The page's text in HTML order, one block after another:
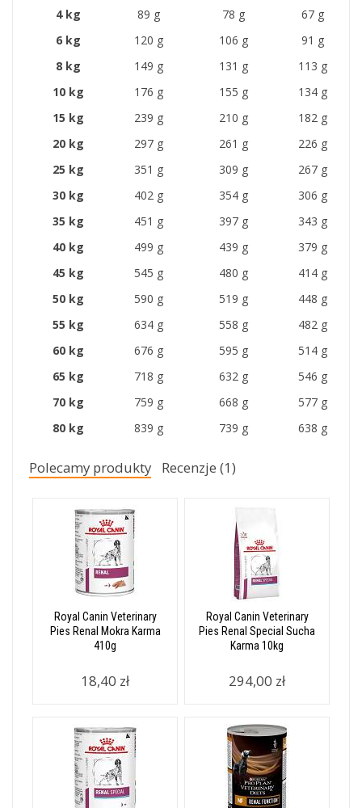
4 kg
89 g 78 g
67 g
6 kg
120 g 106 g
91 g
8 kg
149 g 131 g
113 g
10 kg
176 g 155 g
134 g
15 kg
239 g 210 g
182 g
20 kg
297 g 261 g
226 g
25 kg
351 g 309 g
267 g
30 kg
402 g 354 g
306 g
35 kg
451 g 397 g
343 g
40 kg
499 g 439 g
379 g
45 kg
545 g 480 g
414 g
50 kg
590 g 519 g
448 g
55 kg
634 g 558 g
482 g
60 kg
676 g 595 g
514 g
65 kg
718 g 632 g
546 g
70 kg
759 g 668 g
577 g
80 kg
839 g 739 g 638 g
Polecamy produkty Recenzje (1)
Royal Canin Veterinary
Pies Renal Mokra Karma
410g
18,40 zł
Royal Canin Veterinary
Pies Renal Special Sucha
Karma 10kg
294,00 zł